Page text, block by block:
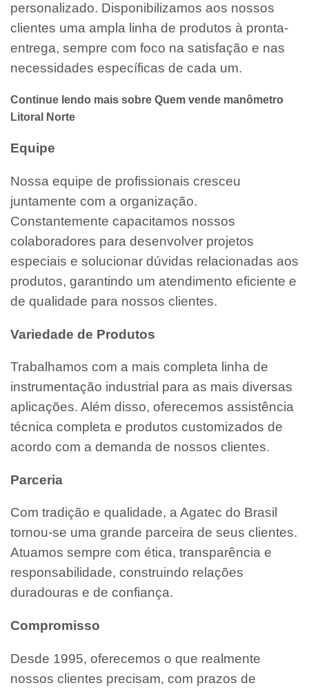
personalizado. Disponibilizamos aos nossos
clientes uma ampla linha de produtos à pronta-
entrega, sempre com foco na satisfação e nas
necessidades específicas de cada um.
Continue lendo mais sobre Quem vende manômetro
Litoral Norte
Equipe
Nossa equipe de profissionais cresceu
juntamente com a organização.
Constantemente capacitamos nossos
colaboradores para desenvolver projetos
especiais e solucionar dúvidas relacionadas aos
produtos, garantindo um atendimento eficiente e
de qualidade para nossos clientes.
Variedade de Produtos
Trabalhamos com a mais completa linha de
instrumentação industrial para as mais diversas
aplicações. Além disso, oferecemos assistência
técnica completa e produtos customizados de
acordo com a demanda de nossos clientes.
Parceria
Com tradição e qualidade, a Agatec do Brasil
tornou-se uma grande parceira de seus clientes.
Atuamos sempre com ética, transparência e
responsabilidade, construindo relações
duradouras e de confiança.
Compromisso
Desde 1995, oferecemos o que realmente
nossos clientes precisam, com prazos de